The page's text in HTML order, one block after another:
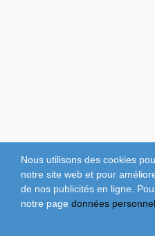
Nous utilisons des cookies
notre site web et pour
de nos publicités en ligne.
notre page données